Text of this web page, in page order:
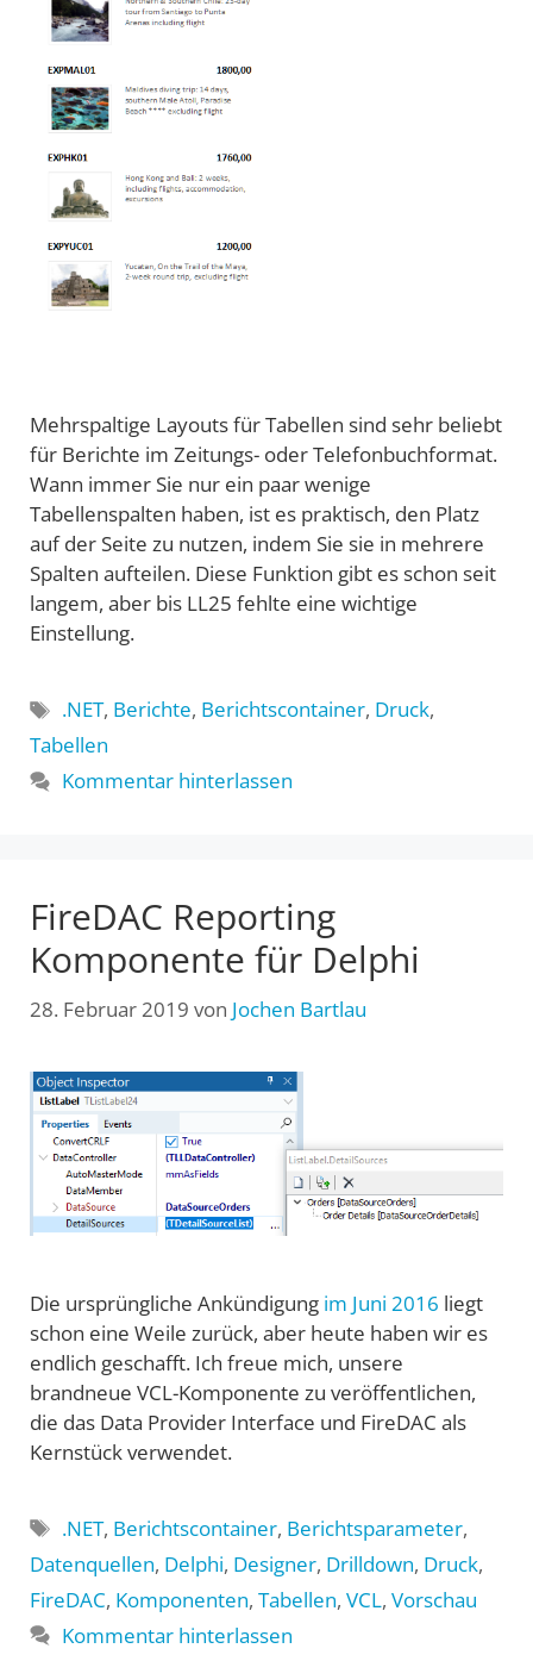
Mehrspaltige Layouts für Tabellen sind sehr beliebt
für Berichte im Zeitungs- oder Telefonbuchformat.
Wann immer Sie nur ein paar wenige
Tabellenspalten haben, ist es praktisch, den Platz
auf der Seite zu nutzen, indem Sie sie in mehrere
Spalten aufteilen. Diese Funktion gibt es schon seit
langem, aber bis LL25 fehlte eine wichtige
Einstellung.
Schlagwörter
.NET, Berichte, Berichtscontainer, Druck,
Tabellen
Kommentar hinterlassen
FireDAC Reporting
Komponente für Delphi
28. Februar 2019 von Jochen Bartlau
Die ursprüngliche Ankündigung im Juni 2016 liegt
schon eine Weile zurück, aber heute haben wir es
endlich geschafft. Ich freue mich, unsere
brandneue VCL-Komponente zu veröffentlichen,
die das Data Provider Interface und FireDAC als
Kernstück verwendet.
Schlagwörter
.NET, Berichtscontainer, Berichtsparameter,
Datenquellen, Delphi, Designer, Drilldown, Druck,
FireDAC, Komponenten, Tabellen, VCL, Vorschau
Kommentar hinterlassen